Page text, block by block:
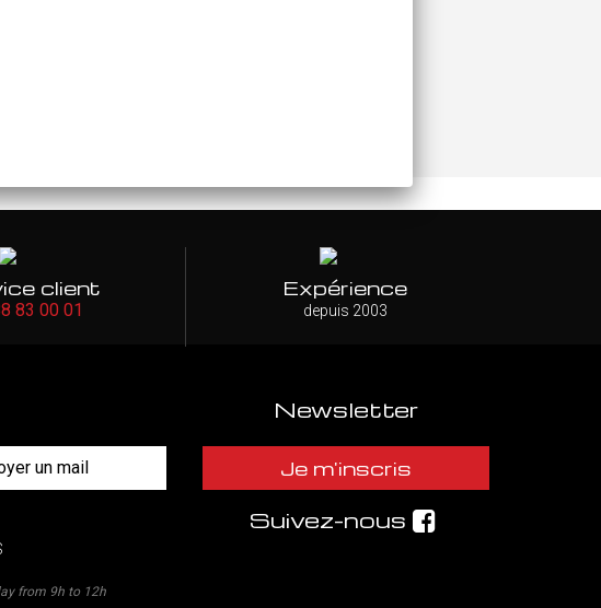
client
83 00 01
Expérience
depuis 2003
un mail
from 9h to 12h
Newsletter
Je m'inscris
Suivez-nous